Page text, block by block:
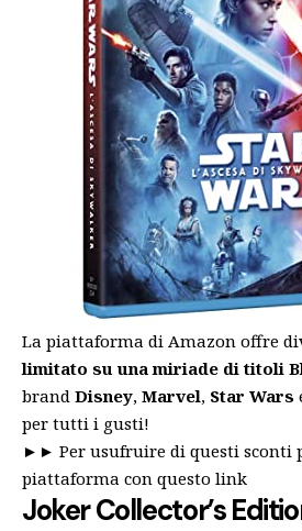
La piattaforma di Amazon offre
limitato su una miriade di titoli
brand Disney, Marvel, Star Wars
per tutti i gusti!
►► Per usufruire di questi sconti
piattaforma con questo link
Joker Collector’s